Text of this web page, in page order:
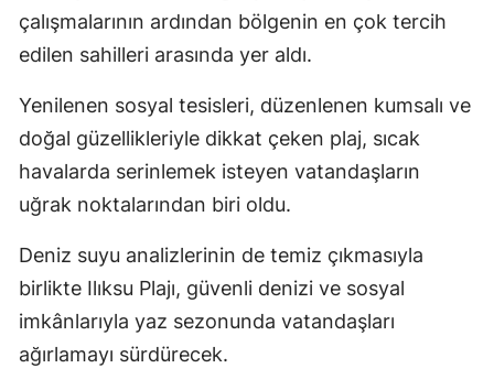
çalışmalarının ardından bölgenin en çok tercih
edilen sahilleri arasında yer aldı.
Yenilenen sosyal tesisleri, düzenlenen kumsalı ve
doğal güzellikleriyle dikkat çeken plaj, sıcak
havalarda serinlemek isteyen vatandaşların
uğrak noktalarından biri oldu.
Deniz suyu analizlerinin de temiz çıkmasıyla
birlikte Ilıksu Plajı, güvenli denizi ve sosyal
imkânlarıyla yaz sezonunda vatandaşları
ağırlamayı sürdürecek.